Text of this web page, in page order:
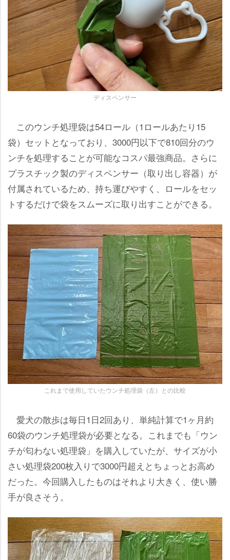
ディスペンサー
このウンチ処理袋は54ロール（1ロールあたり15
袋）セットとなっており、3000円以下で810回分のウ
ンチを処理することが可能なコスパ最強商品。さらに
プラスチック製のディスペンサー（取り出し容器）が
付属されているため、持ち運びやすく、ロールをセッ
トするだけで袋をスムーズに取り出すことができる。
これまで使用していたウンチ処理袋（左）との比較
愛犬の散歩は毎日1日2回あり、単純計算で1ヶ月約
60袋のウンチ処理袋が必要となる。これまでも「ウン
チが匂わない処理袋」を購入していたが、サイズが小
さい処理袋200枚入りで3000円超えとちょっとお高め
だった。今回購入したものはそれより大きく、使い勝
手が良さそう。